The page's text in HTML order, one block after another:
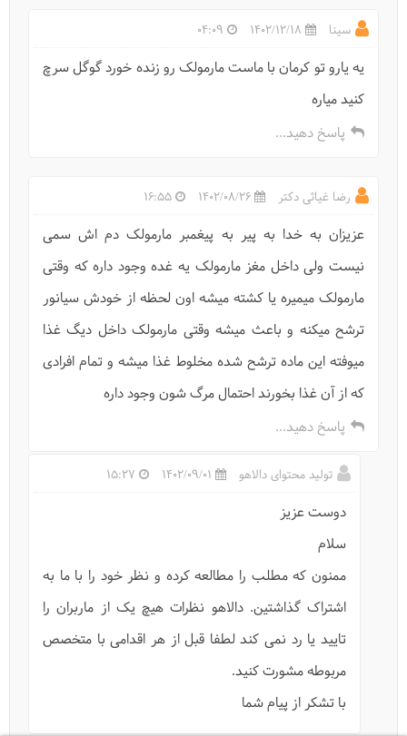
سینا 1402/12/18
04:09
یه یارو تو کرمان با ماست مارمولک رو زنده خورد گوگل سرچ
کنید میاره
پاسخ دهید...
رضا غیاثی دکتر 1402/08/26
16:55
عزیزان به خدا به پیر به پیغمبر مارمولک دم اش سمی
نیست ولی داخل مغز مارمولک یه غده وجود داره که وقتی
مارمولک میمیره یا کشته میشه اون لحظه از خودش سیانور
ترشح میکنه و باعث میشه وقتی مارمولک داخل دیگ غذا
میوفته این ماده ترشح شده مخلوط غذا میشه و تمام افرادی
که از آن غذا بخورند احتمال مرگ شون وجود داره
پاسخ دهید...
تولید محتوای دالاهو 1402/09/01
15:27
دوست عزیز
سلام
ممنون که مطلب را مطالعه کرده و نظر خود را با ما به
اشتراک گذاشتین. دالاهو نظرات هیچ یک از ماربران را
تایید یا رد نمی کند لطفا قبل از هر اقدامی با متخصص
مربوطه مشورت کنید.
با تشکر از پیام شما